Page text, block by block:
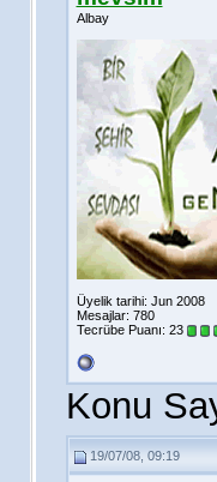
Albay
Üyelik tarihi: Jun 2008
Mesajlar: 780
Tecrübe Puanı: 23
Konu
19/07/08, 09:19